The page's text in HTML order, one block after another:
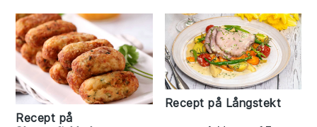
Recept på
Recept på Långstekt